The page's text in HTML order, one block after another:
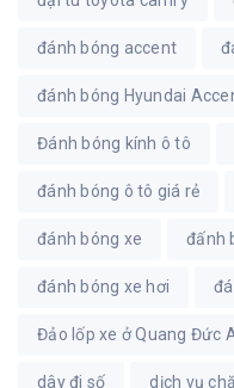
đánh bóng accent
đánh bóng Hyundai
Đánh bóng kính ô tô
đánh bóng ô tô giá rẻ
đánh bóng xe đấnh
đánh bóng xe hơi
Đảo lốp xe ở Quang Đức
dây đi số dịch vụ